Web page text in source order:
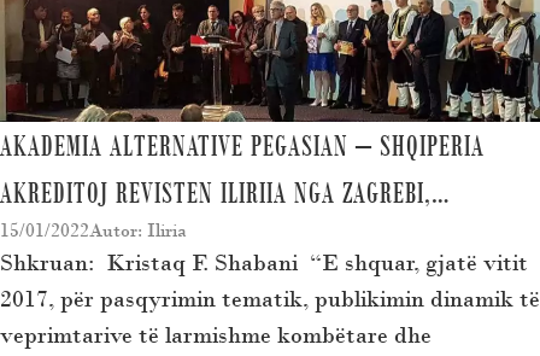
AKADEMIA ALTERNATIVE PEGASIAN – SHQIPERIA
AKREDITOJ REVISTEN ILIRIIA NGA ZAGREBI,…
15/01/2022Autor: Iliria
Shkruan: Kristaq F. Shabani “E shquar, gjatë vitit
2017, për pasqyrimin tematik, publikimin dinamik të
veprimtarive të larmishme kombëtare dhe